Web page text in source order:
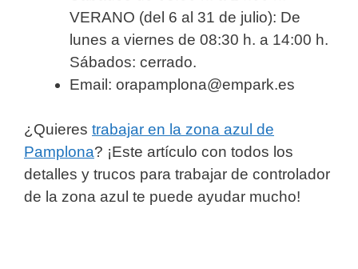
VERANO (del 6 al 31 de julio): De
lunes a viernes de 08:30 h. a 14:00 h.
Sábados: cerrado.
Email: orapamplona@empark.es
¿Quieres trabajar en la zona azul de
Pamplona? ¡Este artículo con todos los
detalles y trucos para trabajar de controlador
de la zona azul te puede ayudar mucho!